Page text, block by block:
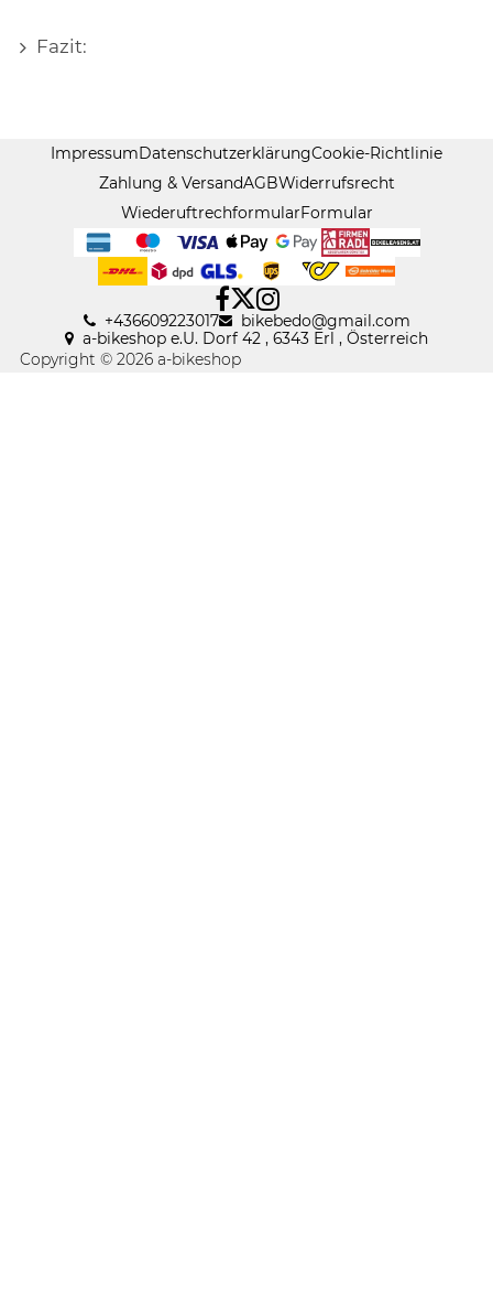
Fazit:
ImpressumDatenschutzerklärungCookie-Richtlinie
Zahlung & VersandAGBWiderrufsrecht
WiederuftrechformularFormular
+436609223017 bikebedo@gmail .com
a-bikeshop e.U. Dorf 42 , 6343 Erl , Österreich
Copyright © 2026 a-bikeshop